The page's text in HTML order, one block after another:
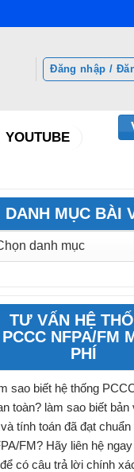
Đăng nhập /
YOUTUBE
DANH MỤC BÀI
TƯ VẤN HỆ
PCCC NFPA/FM
PHÍ
sao biết hệ thống
toàn? làm sao biết bản
tính toán đã đạt chuẩn
FM? Hãy liên hệ
có câu trả lời chính